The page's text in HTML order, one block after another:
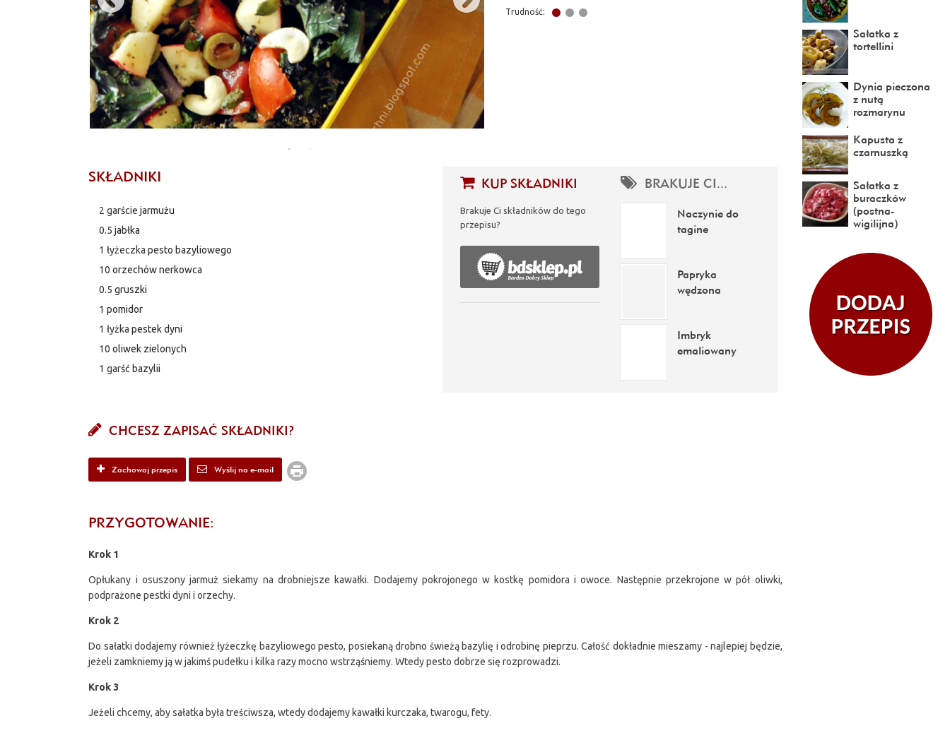
Trudność:
SKŁADNIKI
2 garście jarmużu
0.5jabłka
1 łyżeczka pesto bazyliowego
10orzechów nerkowca
0.5gruszki
1pomidor
1 łyżka pestek dyni
10oliwek zielonych
1 garść bazylii
KUP SKŁADNIKI
Brakuje Ci składników do tego
przepisu?
BRAKUJE CI...
Naczynie do
tagine
Papryka
wędzona
Imbryk
emaliowany
CHCESZ ZAPISAĆ SKŁADNIKI?
Zachowaj przepis Wyślij na e-mail
PRZYGOTOWANIE:
Krok 1
Opłukany i osuszony jarmuż siekamy na drobniejsze kawałki. Dodajemy pokrojonego w kostkę pomidora i owoce. Następnie przekrojone w pół oliwki,
podprażone pestki dyni i orzechy.
Krok 2
Do sałatki dodajemy również łyżeczkę bazyliowego pesto, posiekaną drobno świeżą bazylię i odrobinę pieprzu. Całość dokładnie mieszamy - najlepiej będzie,
jeżeli zamkniemy ją w jakimś pudełku i kilka razy mocno wstrząśniemy. Wtedy pesto dobrze się rozprowadzi.
Krok 3
Jeżeli chcemy, aby sałatka była treściwsza, wtedy dodajemy kawałki kurczaka, twarogu, fety.
Sałatka z
tortellini
Dynia pieczona
z nutą
rozmarynu
Kapusta z
czarnuszką
Sałatka z
buraczków
(postna-
wigilijna)